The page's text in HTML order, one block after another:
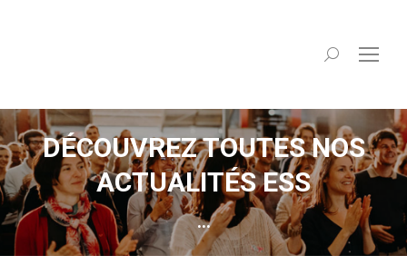
Recherche
DÉCOUVREZ TOUTES NOS
ACTUALITÉS ESS
...